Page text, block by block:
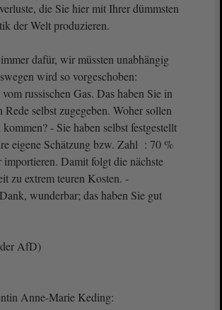
die Sie hier mit Ihrer dümmsten
der Welt produzieren.
dafür, wir müssten unabhängig
wird so vorgeschoben:
russischen Gas. Das haben Sie in
Rede selbst zugegeben. Woher sollen
- Sie haben selbst festgestellt
eigene Schätzung bzw. Zahl : 70 %
importieren. Damit folgt die nächste
zu extrem teuren Kosten. -
wunderbar; das haben Sie gut
AfD)
Anne-Marie Keding: